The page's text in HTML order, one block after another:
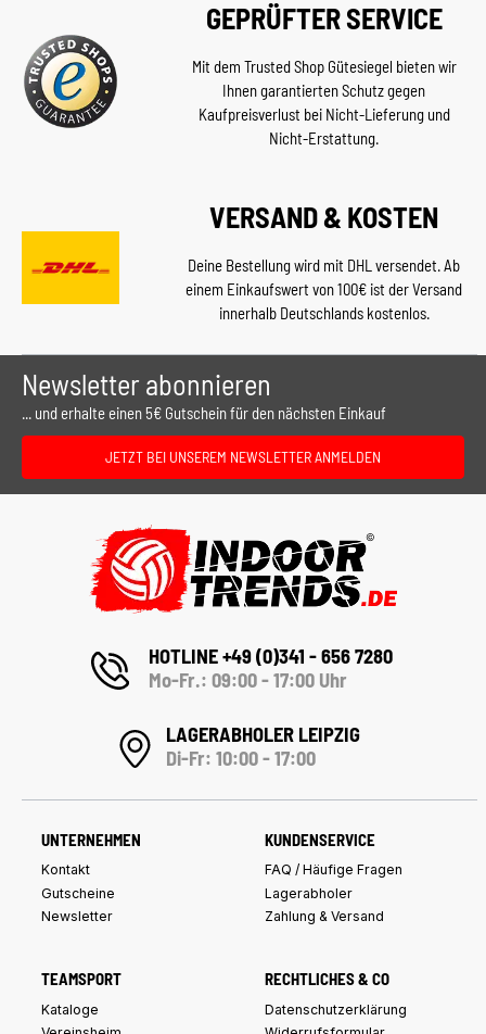
GEPRÜFTER SERVICE
Mit dem Trusted Shop Gütesiegel bieten wir
Ihnen garantierten Schutz gegen
Kaufpreisverlust bei Nicht-Lieferung und
Nicht-Erstattung.
VERSAND & KOSTEN
Deine Bestellung wird mit DHL versendet. Ab
einem Einkaufswert von 100€ ist der Versand
innerhalb Deutschlands kostenlos.
Newsletter abonnieren
... und erhalte einen 5€ Gutschein für den nächsten Einkauf
JETZT BEI UNSEREM NEWSLETTER ANMELDEN
HOTLINE +49 (0)341 - 656 7280
Mo-Fr.: 09:00 - 17:00 Uhr
LAGERABHOLER LEIPZIG
Di-Fr: 10:00 - 17:00
UNTERNEHMEN
Kontakt
Gutscheine
Newsletter
KUNDENSERVICE
FAQ / Häufige Fragen
Lagerabholer
Zahlung & Versand
TEAMSPORT
Kataloge
RECHTLICHES & CO
Datenschutzerklärung